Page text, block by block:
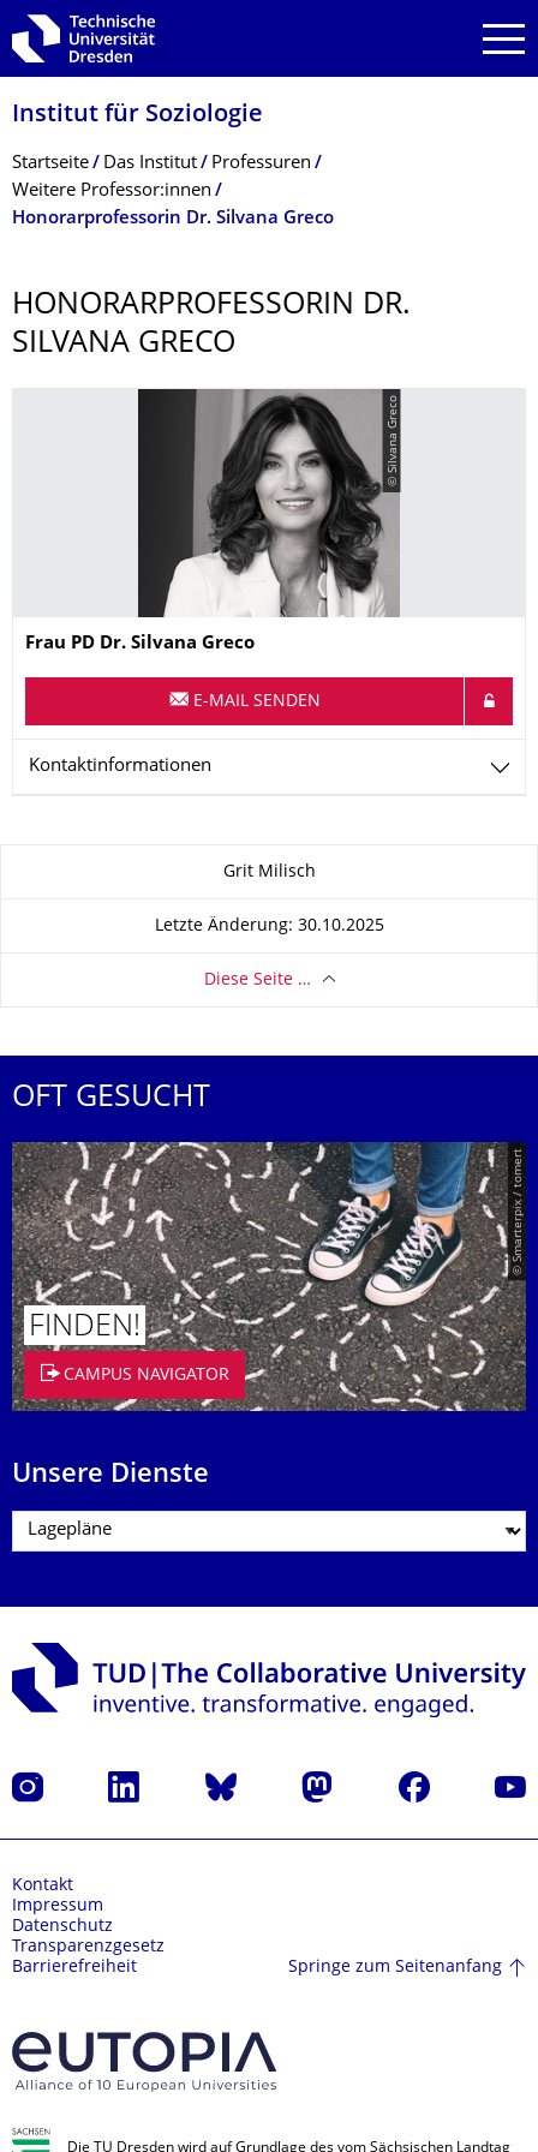
Zur Hauptnavigation springen
Zur Suche springen
Zum Inhalt springen
Institut für Soziologie
Breadcrumb-Menü
Startseite Das Institut
Professuren
Weitere Professor:innen
Honorarprofessorin Dr. Silvana Greco
HONORARPROFES­SORIN DR.
SILVANA GRECO
© Silvana Greco
Name
Frau PD Dr. Silvana Greco
E-MAIL SENDEN
Kontaktinformationen
Grit Milisch
Letzte Änderung: 30.10.2025
Diese Seite …
OFT GESUCHT
© Smarterpix / tomert
FINDEN!
CAMPUS NAVIGATOR
Unsere Dienste
Instagram LinkedIn Bluesky Mastodon Facebook
Kontakt
Impressum
Datenschutz
Transparenzgesetz
Barrierefreiheit
Springe zum Seitenanfang
Die TU Dresden wird auf Grundlage des vom Sächsischen Landtag